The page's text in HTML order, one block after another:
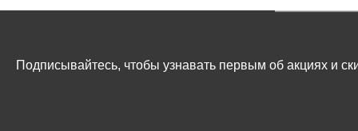
Подписывайтесь, чтобы узнавать первым об акциях и